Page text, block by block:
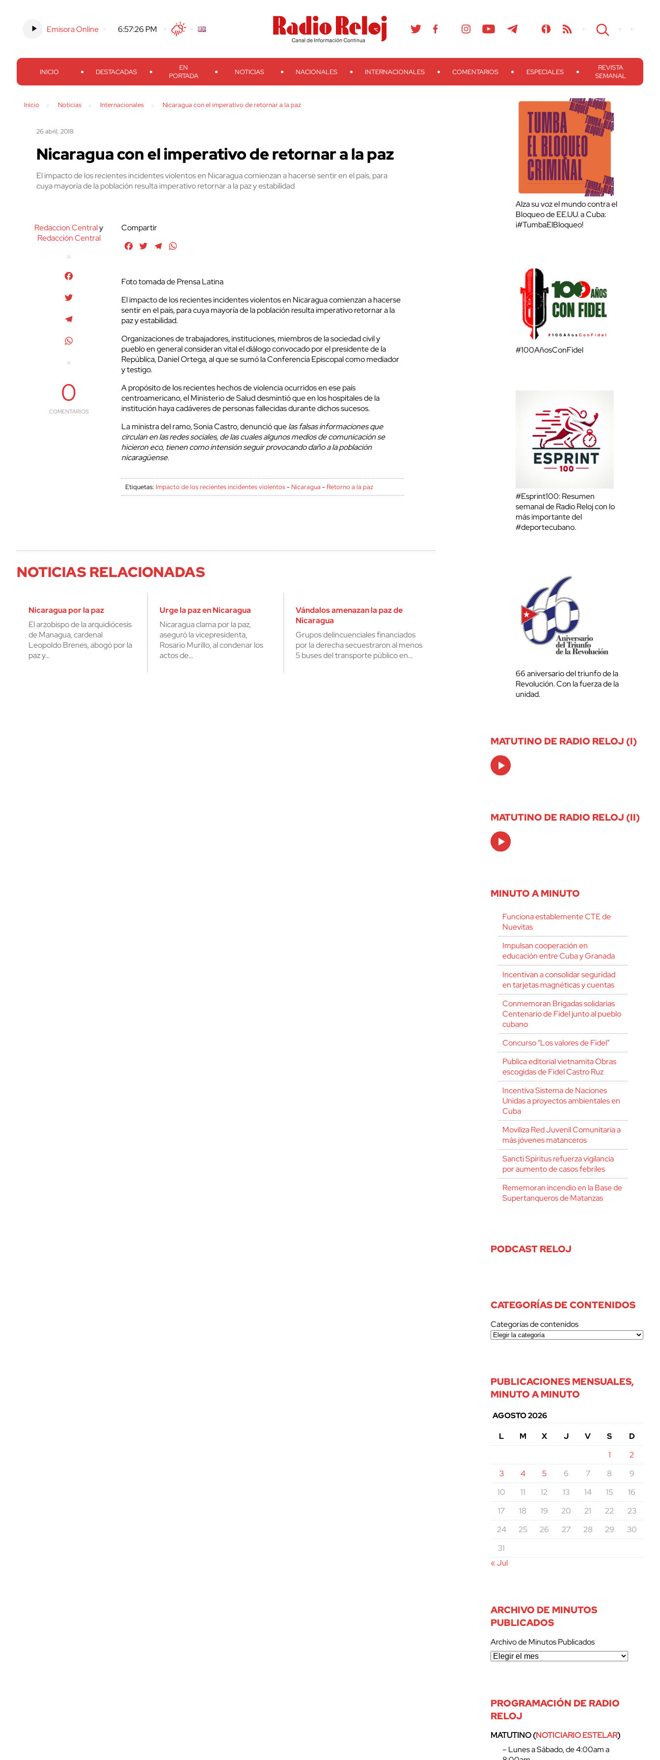
Emisora Online -6:57:27 PM TwitterFacebook
Threads
Instagram TelegramTeveo Ivoox RSS Search
INICIO DESTACADAS
EN
PORTADA
NOTICIAS NACIONALES INTERNACIONALES COMENTARIOS ESPECIALES
REVISTA
SEMANAL
Inicio Noticias Internacionales Nicaragua con el imperativo de retornar a la paz
26 abril, 2018
Nicaragua con el imperativo de retornar a la paz
El impacto de los recientes incidentes violentos en Nicaragua comienzan a hacerse sentir en el país, para
cuya mayoría de la población resulta imperativo retornar a la paz y estabilidad
Redaccion Centraly
Redacción Central
0
COMENTARIOS
Compartir
FacebookTwitterTelegram
Foto tomada de Prensa Latina
El impacto de los recientes incidentes violentos en Nicaragua comienzan a hacerse
sentir en el país, para cuya mayoría de la población resulta imperativo retornar a la
paz y estabilidad.
Organizaciones de trabajadores, instituciones, miembros de la sociedad civil y
pueblo en general consideran vital el diálogo convocado por el presidente de la
República, Daniel Ortega, al que se sumó la Conferencia Episcopal como mediador
y testigo.
A propósito de los recientes hechos de violencia ocurridos en ese país
centroamericano, el Ministerio de Salud desmintió que en los hospitales de la
institución haya cadáveres de personas fallecidas durante dichos sucesos.
La ministra del ramo, Sonia Castro, denunció quelas falsas informaciones que
circulan en las redes sociales, de las cuales algunos medios de comunicación se
hicieron eco, tienen como intensión seguir provocando daño a la población
nicaragüense.
Etiquetas: Impacto de los recientes incidentes violentos- Nicaragua - Retorno a la paz
NOTICIAS RELACIONADAS
Nicaragua por la paz
El arzobispo de la arquidiócesis
de Managua, cardenal
Leopoldo Brenes, abogó por la
paz y…
Urge la paz en Nicaragua
Nicaragua clama por la paz,
aseguró la vicepresidenta,
Rosario Murillo, al condenar los
actos de…
Vándalos amenazan la paz de
Nicaragua
Grupos delincuenciales financiados
por la derecha secuestraron al menos
5 buses del transporte público en…
Alza su voz el mundo contra el
Bloqueo de EE.UU. a Cuba:
¡#TumbaElBloqueo!
#100AñosConFidel
#Esprint100: Resumen
semanal de Radio Reloj con lo
más importante del
#deportecubano.
66 aniversario del triunfo de la
Revolución. Con la fuerza de la
unidad.
MATUTINO DE RADIO RELOJ (I)
Audio
Player
MATUTINO DE RADIO RELOJ (II)
Audio
Player
MINUTO A MINUTO
Funciona establemente CTE de
Nuevitas
Impulsan cooperación en
educación entre Cuba y Granada
Incentivan a consolidar seguridad
en tarjetas magnéticas y cuentas
Conmemoran Brigadas solidarias
Centenario de Fidel junto al pueblo
cubano
Concurso “Los valores de Fidel”
Publica editorial vietnamita Obras
escogidas de Fidel Castro Ruz
Incentiva Sistema de Naciones
Unidas a proyectos ambientales en
Cuba
Moviliza Red Juvenil Comunitaria a
más jóvenes matanceros
Sancti Spíritus refuerza vigilancia
por aumento de casos febriles
Rememoran incendio en la Base de
Supertanqueros de Matanzas
PODCAST RELOJ
CATEGORÍAS DE CONTENIDOS
Categorías de contenidos
PUBLICACIONES MENSUALES,
MINUTO A MINUTO
AGOSTO 2026
L
M X J V S
D
1
2
3
4 5 6 7 8
9
10
11 12 13 14 15
16
17
18 19 20 21 22
23
24
25 26 27 28 29
30
31
« Jul
ARCHIVO DE MINUTOS
PUBLICADOS
Archivo de Minutos Publicados
PROGRAMACIÓN DE RADIO
RELOJ
MATUTINO (NOTICIARIO ESTELAR)
– Lunes a Sábado, de 4:00am a